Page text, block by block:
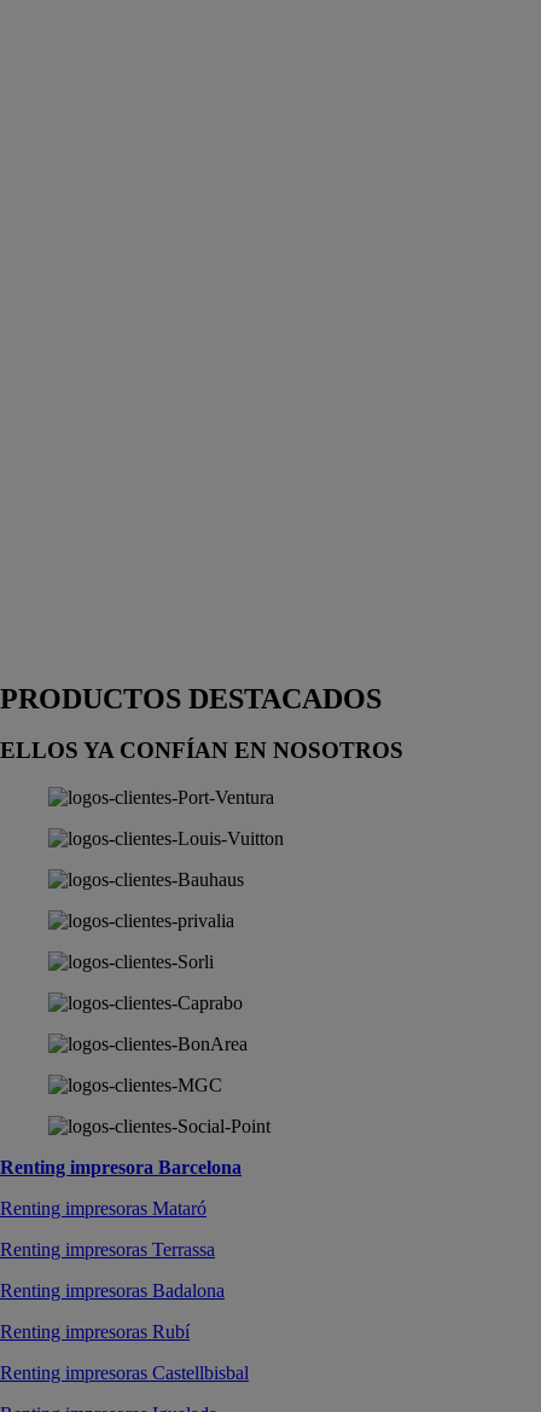
PRODUCTOS DESTACADOS
ELLOS YA CONFÍAN EN NOSOTROS
Renting impresora Barcelona
Renting impresoras Mataró
Renting impresoras Terrassa
Renting impresoras Badalona
Renting impresoras Rubí
Renting impresoras Castellbisbal